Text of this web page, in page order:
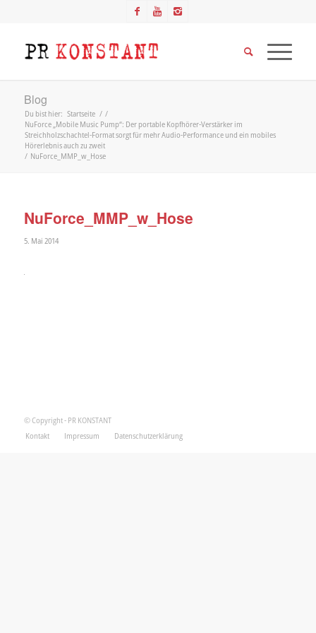
Blog
Du bist hier: Startseite / /
NuForce „Mobile Music Pump“: Der portable Kopfhörer-Verstärker im
Streichholzschachtel-Format sorgt für mehr Audio-Performance und ein mobiles
Hörerlebnis auch zu zweit
/ NuForce_MMP_w_Hose
NuForce_MMP_w_Hose
5. Mai 2014
© Copyright - PR KONSTANT
Kontakt
Impressum Datenschutzerklärung